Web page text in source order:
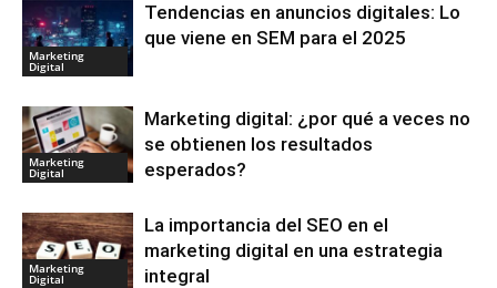
Marketing
Digital
Tendencias en anuncios digitales: Lo
que viene en SEM para el 2025
Marketing
Digital
Marketing digital: ¿por qué a veces no
se obtienen los resultados
esperados?
Marketing
Digital
La importancia del SEO en el
marketing digital en una estrategia
integral